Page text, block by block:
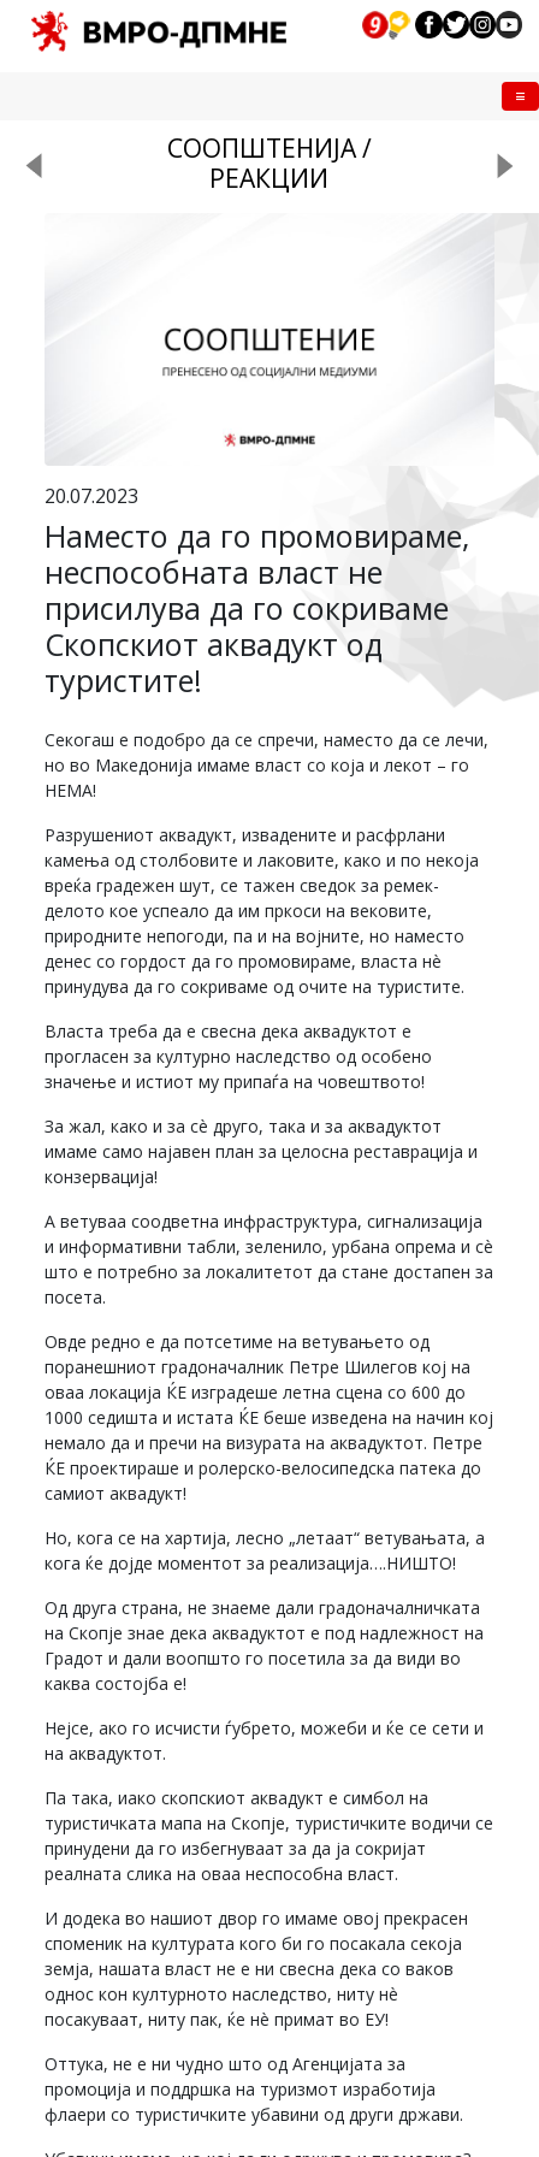
СООПШТЕНИЈА /
РЕАКЦИИ
20.07.2023
Наместо да го промовираме,
неспособната власт не
присилува да го сокриваме
Скопскиот аквадукт од
туристите!
Секогаш е подобро да се спречи, наместо да се лечи,
но во Македонија имаме власт со која и лекот – го
НЕМА!
Разрушениот аквадукт, извадените и расфрлани
камења од столбовите и лаковите, како и по некоја
вреќа градежен шут, се тажен сведок за ремек-
делото кое успеало да им пркоси на вековите,
природните непогоди, па и на војните, но наместо
денес со гордост да го промовираме, власта нè
принудува да го сокриваме од очите на туристите.
Власта треба да е свесна дека аквадуктот е
прогласен за културно наследство од особено
значење и истиот му припаѓа на човештвото!
За жал, како и за сè друго, така и за аквадуктот
имаме само најавен план за целосна реставрација и
конзервација!
А ветуваа соодветна инфраструктура, сигнализација
и информативни табли, зеленило, урбана опрема и сè
што е потребно за локалитетот да стане достапен за
посета.
Овде редно е да потсетиме на ветувањето од
поранешниот градоначалник Петре Шилегов кој на
оваа локација ЌЕ изградеше летна сцена со 600 до
1000 седишта и истата ЌЕ беше изведена на начин кој
немало да и пречи на визурата на аквадуктот. Петре
ЌЕ проектираше и ролерско-велосипедска патека до
самиот аквадукт!
Но, кога се на хартија, лесно „летаат“ ветувањата, а
кога ќе дојде моментот за реализација….НИШТО!
Од друга страна, не знаеме дали градоначалничката
на Скопје знае дека аквадуктот е под надлежност на
Градот и дали воопшто го посетила за да види во
каква состојба е!
Нејсе, ако го исчисти ѓубрето, можеби и ќе се сети и
на аквадуктот.
Па така, иако скопскиот аквадукт е симбол на
туристичката мапа на Скопје, туристичките водичи се
принудени да го избегнуваат за да ја сокријат
реалната слика на оваа неспособна власт.
И додека во нашиот двор го имаме овој прекрасен
споменик на културата кого би го посакала секоја
земја, нашата власт не е ни свесна дека со ваков
однос кон културното наследство, ниту нè
посакуваат, ниту пак, ќе нè примат во ЕУ!
Оттука, не е ни чудно што од Агенцијата за
промоција и поддршка на туризмот изработија
флаери со туристичките убавини од други држави.